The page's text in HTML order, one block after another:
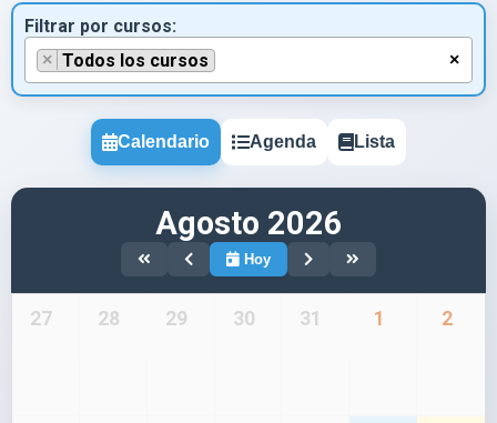
Filtrar por cursos:
×
× Todos los cursos
Calendario Agenda Lista
Agosto 2026
Hoy
27 28 29 30 31 1 2